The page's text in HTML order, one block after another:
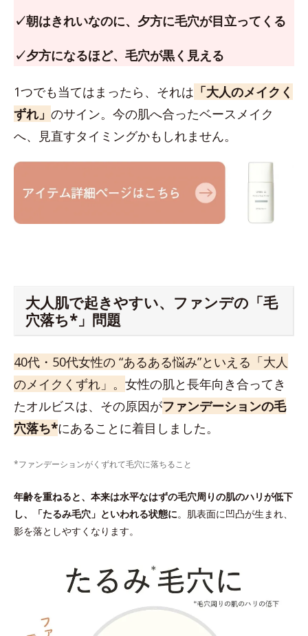
✓朝はきれいなのに、夕方に毛穴が目立ってくる
✓夕方になるほど、毛穴が黒く見える
1つでも当てはまったら、それは 「大人のメイクく
ずれ」 のサイン。今の肌へ合ったベースメイク
へ、見直すタイミングかもしれません。
大人肌で起きやすい、ファンデの「毛
穴落ち*」問題
40代・50代女性の “あるある悩み”といえる「大人
のメイクくずれ」。 女性の肌と長年向き合ってき
たオルビスは、その原因がファンデーションの毛
穴落ち*にあることに着目しました。
*ファンデーションがくずれて毛穴に落ちること
年齢を重ねると、本来は水平なはずの毛穴周りの肌のハリが低下
し、「たるみ毛穴」といわれる状態に。肌表面に凹凸が生まれ、
影を落としやすくなります。